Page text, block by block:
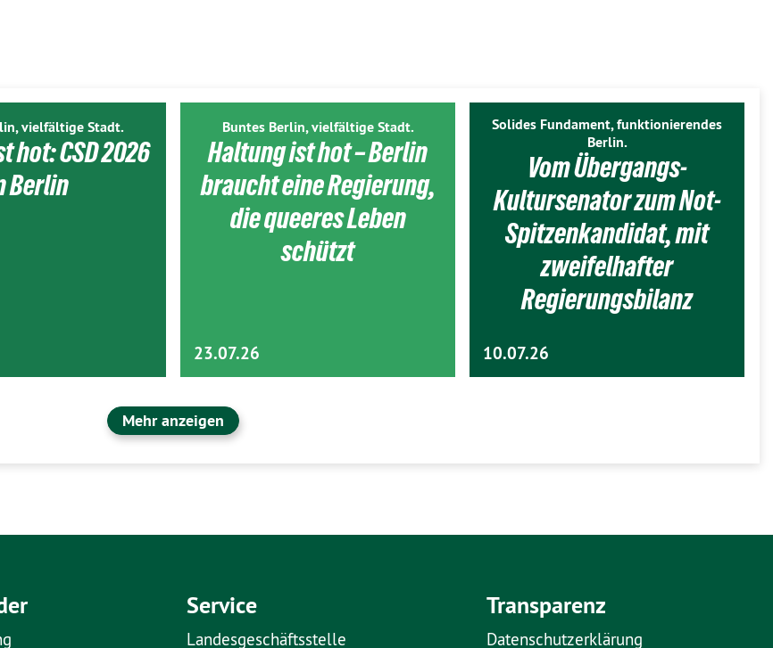
vielfältige Stadt.
hot: CSD 2026
Berlin
Buntes Berlin, vielfältige Stadt.
Haltung ist hot – Berlin
braucht eine Regierung,
die queeres Leben
schützt
23.07.26
Solides Fundament, funktionierendes
Berlin.
Vom Übergangs-
Kultursenator zum Not-
Spitzenkandidat, mit
zweifelhafter
Regierungsbilanz
10.07.26
Mehr anzeigen
Service
Landesgeschäftsstelle
Transparenz
Datenschutzerklärung